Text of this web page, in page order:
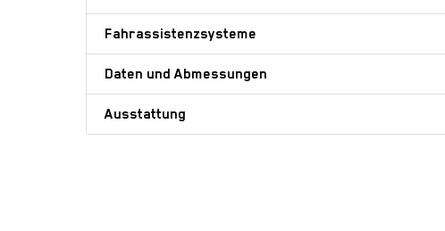
Fahrassistenzsysteme
Daten und Abmessungen
Ausstattung